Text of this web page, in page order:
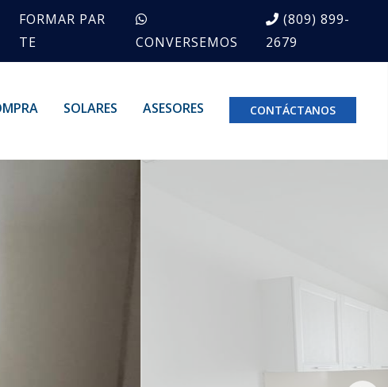
FORMAR PAR
TE
CONVERSEMOS
(809) 899-
2679
SOLARES ASESORES CONTÁCTANOS